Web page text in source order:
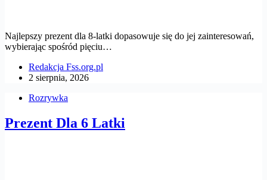
Najlepszy prezent dla 8-latki dopasowuje się do jej zainteresowań,
wybierając spośród pięciu…
Redakcja Fss.org.pl
2 sierpnia, 2026
Rozrywka
Prezent Dla 6 Latki